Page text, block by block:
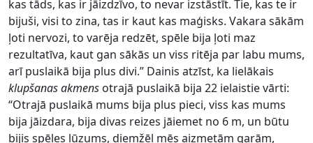
kas tāds, kas ir jāizdzīvo, to nevar izstāstīt. Tie, kas te ir
bijuši, visi to zina, tas ir kaut kas maģisks. Vakara sākām
ļoti nervozi, to varēja redzēt, spēle bija ļoti maz
rezultatīva, kaut gan sākās un viss ritēja par labu mums,
arī puslaikā bija plus divi.” Dainis atzīst, ka lielākais
klupšanas akmens otrajā puslaikā bija 22 ielaistie vārti:
“Otrajā puslaikā mums bija plus pieci, viss kas mums
bija jāizdara, bija divas reizes jāiemet no 6 m, un būtu
bijis spēles lūzums, diemžēl mēs aizmetām garām,